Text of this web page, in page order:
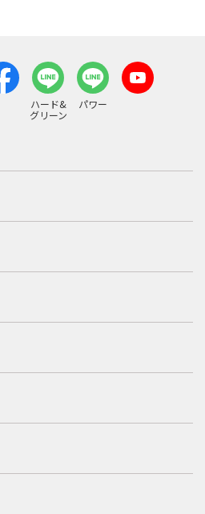
ハード&
グリーン
パワー